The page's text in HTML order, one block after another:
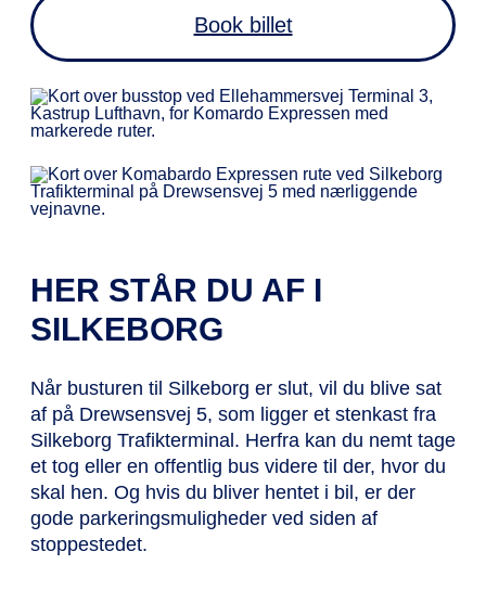
Book billet
HER STÅR DU AF I
SILKEBORG
Når busturen til Silkeborg er slut, vil du blive sat
af på Drewsensvej 5, som ligger et stenkast fra
Silkeborg Trafikterminal. Herfra kan du nemt tage
et tog eller en offentlig bus videre til der, hvor du
skal hen. Og hvis du bliver hentet i bil, er der
gode parkeringsmuligheder ved siden af
stoppestedet.